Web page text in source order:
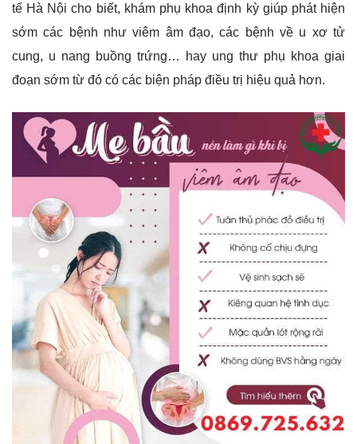
tế Hà Nội cho biết, khám phụ khoa định kỳ giúp phát hiện
sớm các bệnh như viêm âm đạo, các bệnh về u xơ tử
cung, u nang buồng trứng… hay ung thư phụ khoa giai
đoạn sớm từ đó có các biện pháp điều trị hiệu quả hơn.